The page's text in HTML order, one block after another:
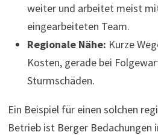
weiter und arbeitet meist
eingearbeiteten Team.
Regionale Nähe: Kurze
Kosten, gerade bei
Sturmschäden.
Ein Beispiel für einen solchen
Betrieb ist Berger Bedachungen